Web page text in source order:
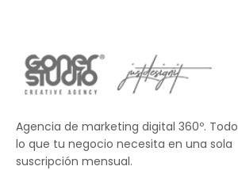
Agencia de marketing digital 360º. Todo
lo que tu negocio necesita en una sola
suscripción mensual.